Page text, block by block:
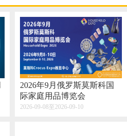
2026年9月俄罗斯莫斯科国
际家庭用品博览会
2026-09-08至2026-09-10